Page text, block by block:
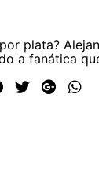
plata?
a fanática